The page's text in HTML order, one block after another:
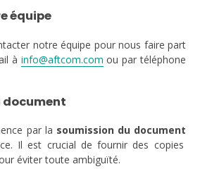
équipe
notre équipe pour nous faire part
à info@aftcom.com ou par téléphone
document
par la soumission du document
Il est crucial de fournir des copies
éviter toute ambiguïté.